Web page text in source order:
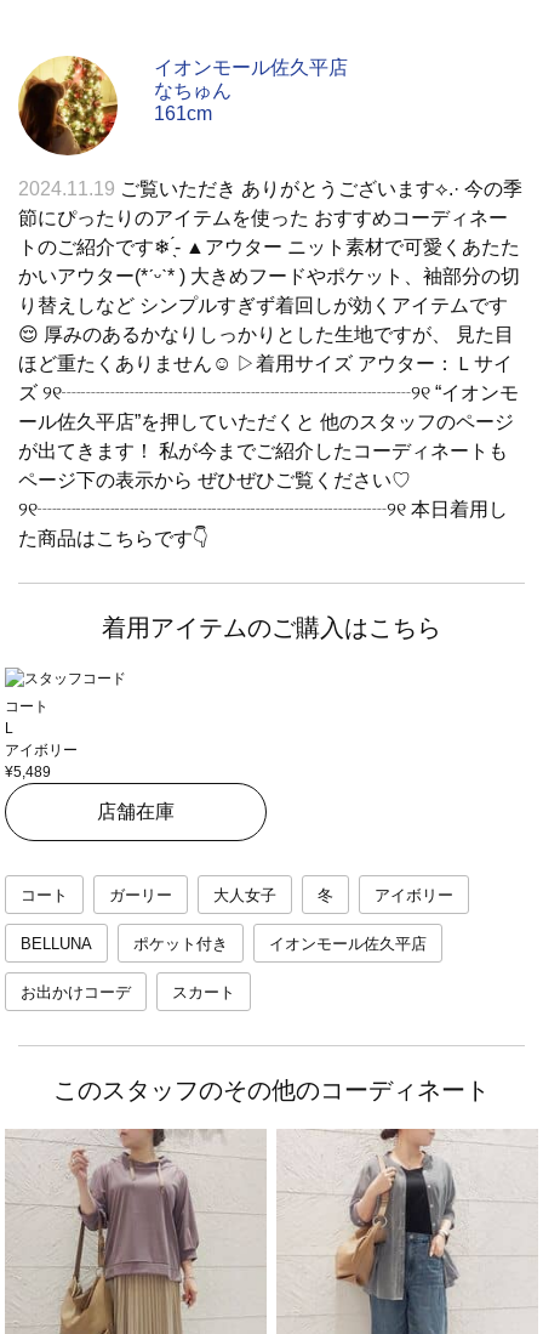
イオンモール佐久平店
なちゅん
161cm
2024.11.19 ご覧いただき ありがとうございます⟡.· 今の季
節にぴったりのアイテムを使った おすすめコーディネー
トのご紹介です❄ ̖́- ▲アウター ニット素材で可愛くあたた
かいアウター‪(*ˊᵕˋ* ) 大きめフードやポケット、袖部分の切
り替えしなど シンプルすぎず着回しが効くアイテムです
😌 厚みのあるかなりしっかりとした生地ですが、 見た目
ほど重たくありません☺️ ▷着用サイズ アウター：Ｌサイ
ズ ୨୧┈┈┈┈┈┈┈┈┈┈┈┈┈┈┈┈┈┈୨୧ “イオンモ
ール佐久平店”を押していただくと 他のスタッフのページ
が出てきます！ 私が今までご紹介したコーディネートも
ページ下の表示から ぜひぜひご覧ください♡
୨୧┈┈┈┈┈┈┈┈┈┈┈┈┈┈┈┈┈┈୨୧ 本日着用し
た商品はこちらです👇
着用アイテムのご購入はこちら
コート
L
アイボリー
¥5,489
店舗在庫
コート ガーリー 大人女子 冬 アイボリー
BELLUNA ポケット付き イオンモール佐久平店
お出かけコーデ スカート
このスタッフのその他のコーディネート